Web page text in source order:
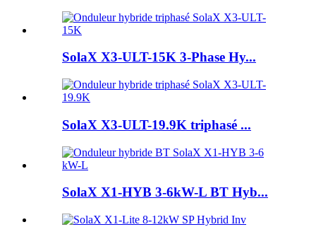
SolaX X3-ULT-15K 3-Phase Hy...
SolaX X3-ULT-19.9K triphasé ...
SolaX X1-HYB 3-6kW-L BT Hyb...